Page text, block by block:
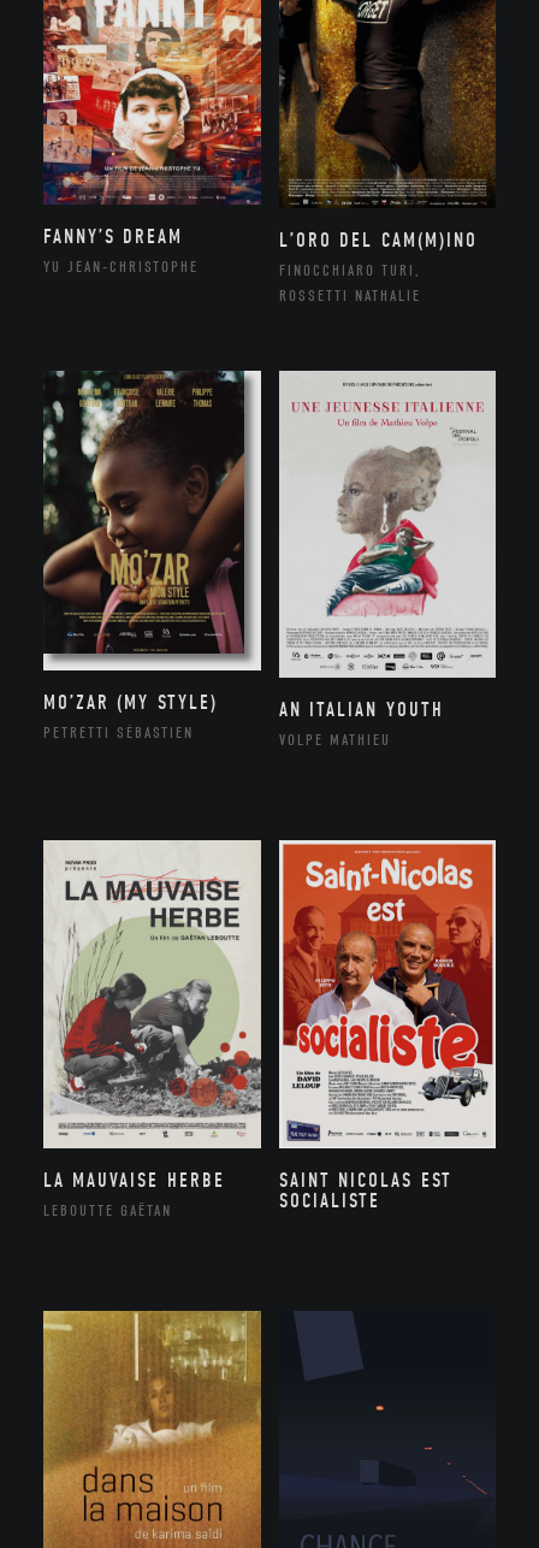
FANNY’S DREAM
YU JEAN-CHRISTOPHE
L’ORO DEL CAM(M)INO
FINOCCHIARO TURI,
ROSSETTI NATHALIE
MO’ZAR (MY STYLE)
PETRETTI SÉBASTIEN
AN ITALIAN YOUTH
VOLPE MATHIEU
LA MAUVAISE HERBE
LEBOUTTE GAËTAN
SAINT NICOLAS EST
SOCIALISTE